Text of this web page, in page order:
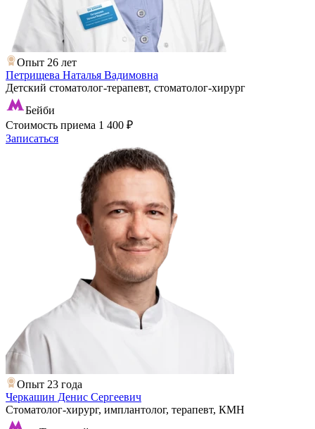
Опыт 26 лет
Петрищева Наталья Вадимовна
Детский стоматолог-терапевт, стоматолог-хирург
Бейби
Стоимость приема 1 400 ₽
Записаться
Опыт 23 года
Черкашин Денис Сергеевич
Стоматолог-хирург, имплантолог, терапевт, КМН